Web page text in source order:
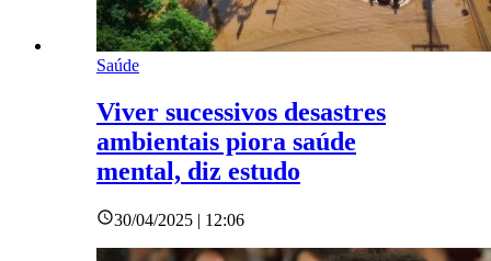
Saúde
Viver sucessivos desastres
ambientais piora saúde
mental, diz estudo
30/04/2025 | 12:06